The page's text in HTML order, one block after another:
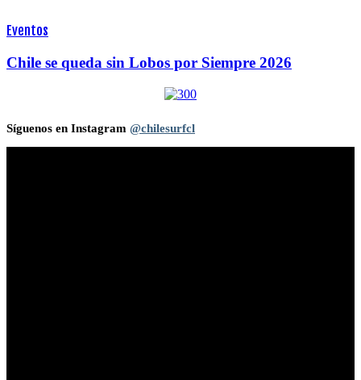
Eventos
Chile se queda sin Lobos por Siempre 2026
Síguenos en Instagram @chilesurfcl